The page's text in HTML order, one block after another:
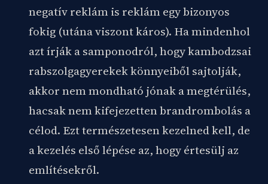
negatív reklám is reklám egy bizonyos
fokig (utána viszont káros). Ha mindenhol
azt írják a samponodról, hogy kambodzsai
rabszolgagyerekek könnyeiből sajtolják,
akkor nem mondható jónak a megtérülés,
hacsak nem kifejezetten brandrombolás a
célod. Ezt természetesen kezelned kell, de
a kezelés első lépése az, hogy értesülj az
említésekről.